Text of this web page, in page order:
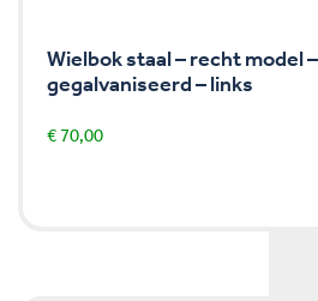
Wielbok staal – recht model
gegalvaniseerd – links
€ 70,00